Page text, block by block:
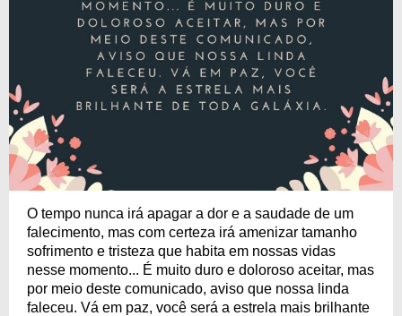
O tempo nunca irá apagar a dor e a saudade de um
falecimento, mas com certeza irá amenizar tamanho
sofrimento e tristeza que habita em nossas vidas
nesse momento... É muito duro e doloroso aceitar, mas
por meio deste comunicado, aviso que nossa linda
faleceu. Vá em paz, você será a estrela mais brilhante